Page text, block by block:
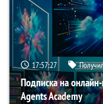
17:57:26
Подписка на
Agents Academy